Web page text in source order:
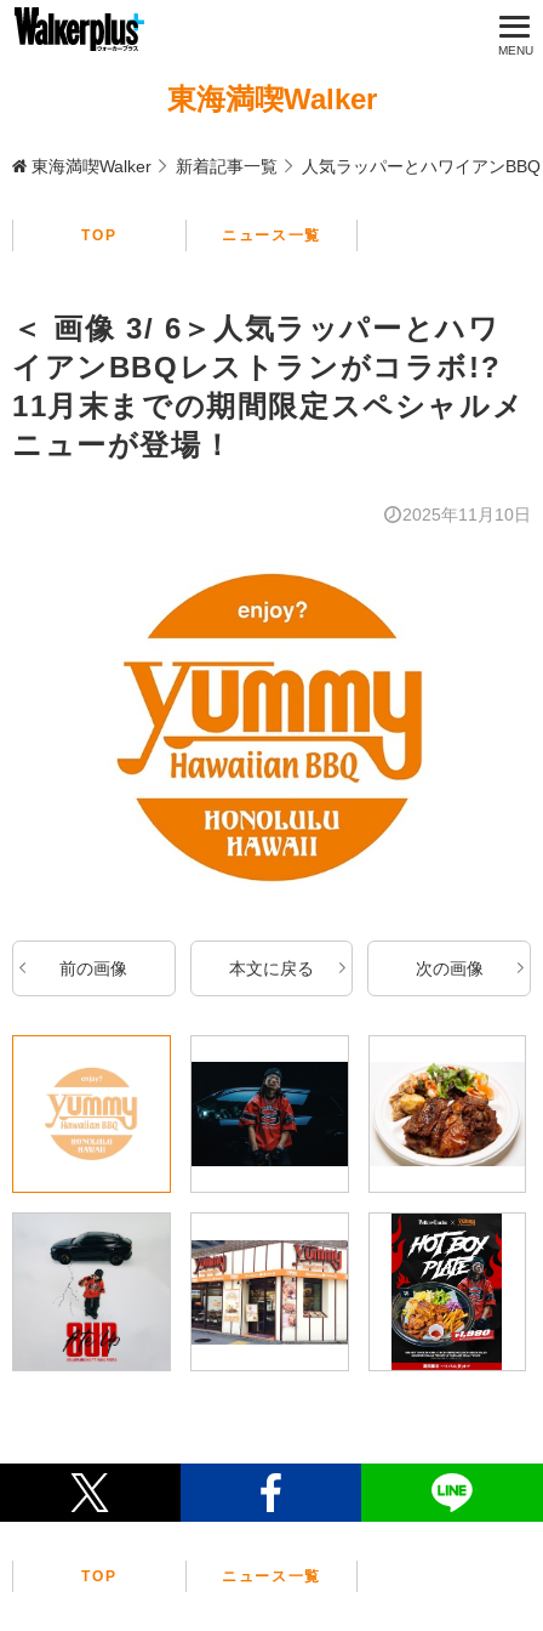
東海満喫Walker
東海満喫Walker 新着記事一覧 人気ラッパーとハワイアン
TOP ニュース一覧
＜ 画像 3/ 6＞人気ラッパーとハワ
イアンBBQレストランがコラボ!?
11月末までの期間限定スペシャルメ
ニューが登場！
2025年11月10日
前の画像 本文に戻る 次の画像
TOP ニュース一覧